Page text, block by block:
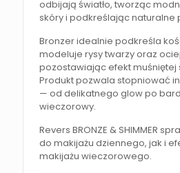
odbijają światło, tworząc
skóry i podkreślając naturalne
Bronzer idealnie podkreśla
modeluje rysy twarzy oraz
pozostawiając efekt muśniętej
Produkt pozwala stopniować
— od delikatnego glow po
wieczorowy.
Revers BRONZE & SHIMMER
do makijażu dziennego, jak i
makijażu wieczorowego.